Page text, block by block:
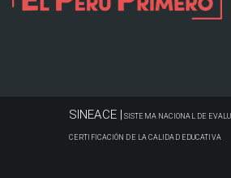
SINEACE | SISTEMA NACIONAL DE
CERTIFICACIÓN DE LA CALIDAD EDUCATIVA